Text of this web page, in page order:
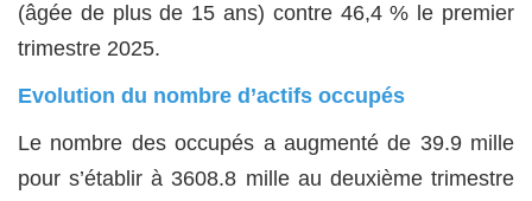
(âgée de plus de 15 ans) contre 46,4 % le premier
trimestre 2025.
Evolution du nombre d’actifs occupés
Le nombre des occupés a augmenté de 39.9 mille
pour s’établir à 3608.8 mille au deuxième trimestre